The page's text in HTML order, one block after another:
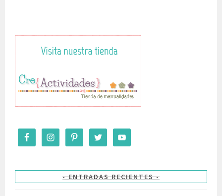
ENTRADAS RECIENTES